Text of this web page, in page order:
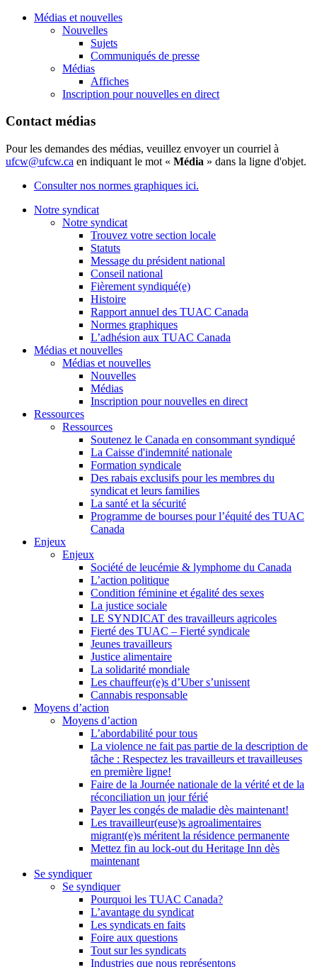
Médias et nouvelles
Nouvelles
Sujets
Communiqués de presse
Médias
Affiches
Inscription pour nouvelles en direct
Contact médias
Pour les demandes des médias, veuillez envoyer un courriel à
ufcw@ufcw.ca en indiquant le mot « Média » dans la ligne d'objet.
Consulter nos normes graphiques ici.
Notre syndicat
Notre syndicat
Trouvez votre section locale
Statuts
Message du président national
Conseil national
Fièrement syndiqué(e)
Histoire
Rapport annuel des TUAC Canada
Normes graphiques
L’adhésion aux TUAC Canada
Médias et nouvelles
Médias et nouvelles
Nouvelles
Médias
Inscription pour nouvelles en direct
Ressources
Ressources
Soutenez le Canada en consommant syndiqué
La Caisse d'indemnité nationale
Formation syndicale
Des rabais exclusifs pour les membres du
syndicat et leurs families
La santé et la sécurité
Programme de bourses pour l’équité des TUAC
Canada
Enjeux
Enjeux
Société de leucémie & lymphome du Canada
L’action politique
Condition féminine et égalité des sexes
La justice sociale
LE SYNDICAT des travailleurs agricoles
Fierté des TUAC – Fierté syndicale
Jeunes travailleurs
Justice alimentaire
La solidarité mondiale
Les chauffeur(e)s d’Uber s’unissent
Cannabis responsable
Moyens d’action
Moyens d’action
L’abordabilité pour tous
La violence ne fait pas partie de la description de
tâche : Respectez les travailleurs et travailleuses
en première ligne!
Faire de la Journée nationale de la vérité et de la
réconciliation un jour férié
Payer les congés de maladie dès maintenant!
Les travailleur(euse)s agroalimentaires
migrant(e)s méritent la résidence permanente
Mettez fin au lock-out du Heritage Inn dès
maintenant
Se syndiquer
Se syndiquer
Pourquoi les TUAC Canada?
L’avantage du syndicat
Les syndicats en faits
Foire aux questions
Tout sur les syndicats
Industries que nous représentons